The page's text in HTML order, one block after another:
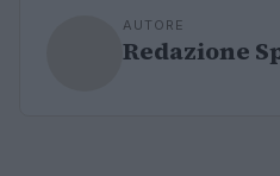
AUTORE
Redazione